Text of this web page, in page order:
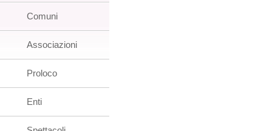
Comuni
Associazioni
Proloco
Enti